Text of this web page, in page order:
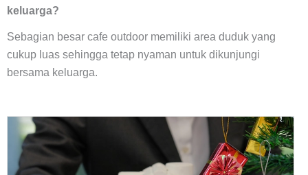
keluarga?
Sebagian besar cafe outdoor memiliki area duduk yang
cukup luas sehingga tetap nyaman untuk dikunjungi
bersama keluarga.